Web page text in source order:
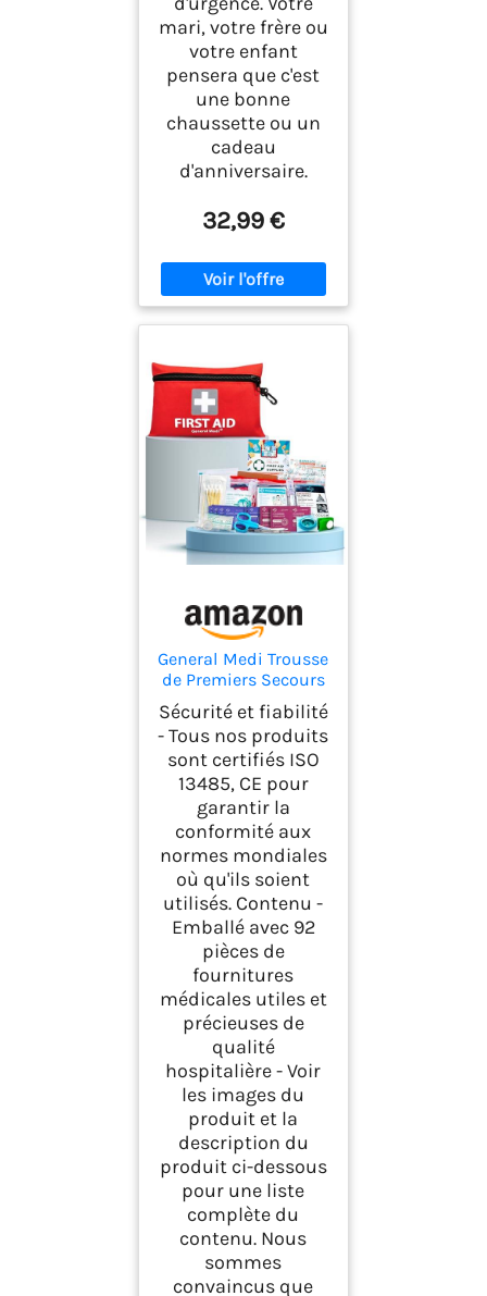
mari, votre frère ou
votre enfant
pensera que c'est
une bonne
chaussette ou un
cadeau
d'anniversaire.
32,99 €
General Medi Trousse
de Premiers Secours
Composée de 92
Articles pour la
Maison, Le Véhicule,
Les Voyages, Le
Bureau, Le Lieu de
Travail, la
Randonnée, la Survie
et l'Extérieur (Rouge)
Sécurité et fiabilité
- Tous nos produits
sont certifiés ISO
13485, CE pour
garantir la
conformité aux
normes mondiales
où qu'ils soient
utilisés. Contenu -
Emballé avec 92
pièces de
fournitures
médicales utiles et
précieuses de
qualité
hospitalière - Voir
les images du
produit et la
description du
produit ci-dessous
pour une liste
complète du
contenu. Nous
sommes
convaincus que